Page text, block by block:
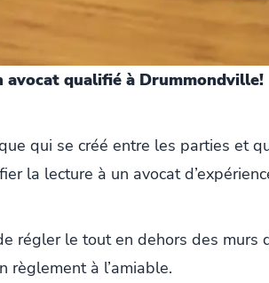
avocat qualifié à Drummondville!
qui se créé entre les parties et
la lecture à un avocat
régler le tout en dehors des murs
règlement à l’amiable.